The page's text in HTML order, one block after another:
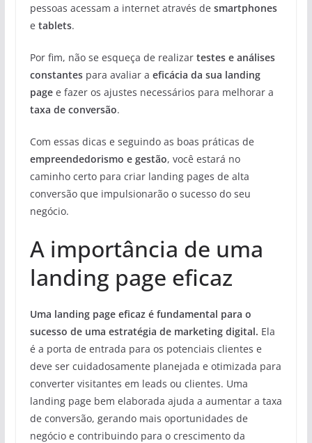
pessoas acessam a internet através de smartphones
e tablets.
Por fim, não se esqueça de realizar testes e análises
constantespara avaliar a eficácia da sua landing
pagee fazer os ajustes necessários para melhorar a
taxa de conversão.
Com essas dicas e seguindo as boas práticas de
empreendedorismo e gestão, você estará no
caminho certo para criar landing pages de alta
conversão que impulsionarão o sucesso do seu
negócio.
A importância de uma
landing page eficaz
Uma landing page eficaz é fundamental para o
sucesso de uma estratégia de marketing digital. Ela
é a porta de entrada para os potenciais clientes e
deve ser cuidadosamente planejada e otimizada para
converter visitantes em leads ou clientes. Uma
landing page bem elaborada ajuda a aumentar a taxa
de conversão, gerando mais oportunidades de
negócio e contribuindo para o crescimento da